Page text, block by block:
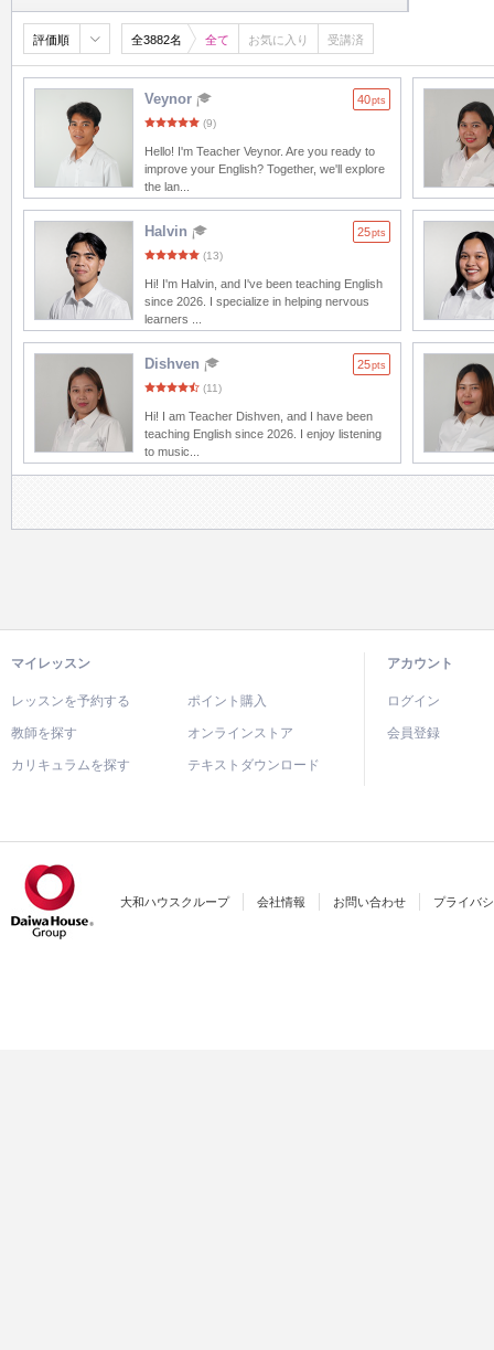
評価順 全3882名 全て お気に入り 受講済
Veynor 40pts
(9)
Hello! I'm Teacher Veynor. Are you ready to
improve your English? Together, we'll explore
the lan...
Halvin 25pts
(13)
Hi! I'm Halvin, and I've been teaching English
since 2026. I specialize in helping nervous
learners ...
Dishven 25pts
(11)
Hi! I am Teacher Dishven, and I have been
teaching English since 2026. I enjoy listening
to music...
マイレッスン
レッスンを予約する ポイント購入
教師を探す オンラインストア
カリキュラムを探す テキストダウンロード
アカウント
ログイン
会員登録
大和ハウスクループ 会社情報 お問い合わせ プライバ